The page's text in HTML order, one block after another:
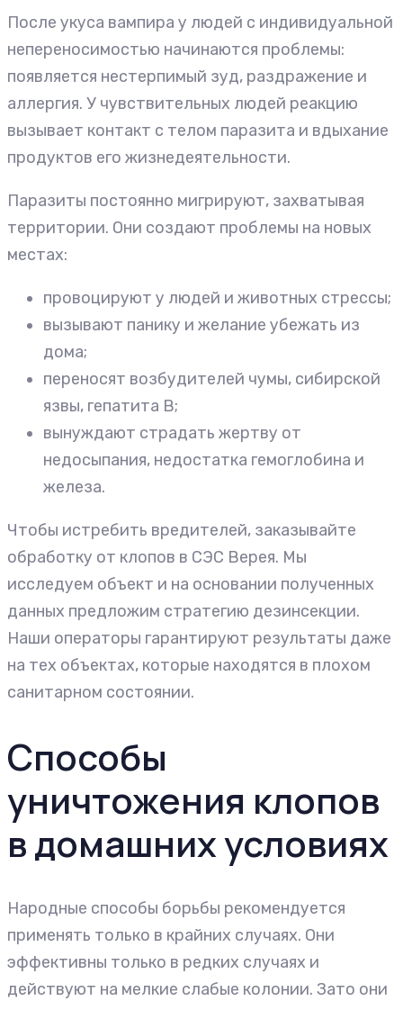
После укуса вампира у людей с индивидуальной
непереносимостью начинаются проблемы:
появляется нестерпимый зуд, раздражение и
аллергия. У чувствительных людей реакцию
вызывает контакт с телом паразита и вдыхание
продуктов его жизнедеятельности.
Паразиты постоянно мигрируют, захватывая
территории. Они создают проблемы на новых
местах:
провоцируют у людей и животных стрессы;
вызывают панику и желание убежать из
дома;
переносят возбудителей чумы, сибирской
язвы, гепатита В;
вынуждают страдать жертву от
недосыпания, недостатка гемоглобина и
железа.
Чтобы истребить вредителей, заказывайте
обработку от клопов в СЭС Верея. Мы
исследуем объект и на основании полученных
данных предложим стратегию дезинсекции.
Наши операторы гарантируют результаты даже
на тех объектах, которые находятся в плохом
санитарном состоянии.
Способы
уничтожения клопов
в домашних условиях
Народные способы борьбы рекомендуется
применять только в крайних случаях. Они
эффективны только в редких случаях и
действуют на мелкие слабые колонии. Зато они